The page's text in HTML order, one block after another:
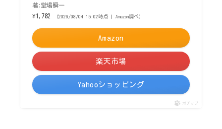
著:堂場瞬一
¥1,782
（2026/08/04 15:02時点 | Amazon調べ）
Amazon
楽天市場
Yahooショッピング
ポチップ